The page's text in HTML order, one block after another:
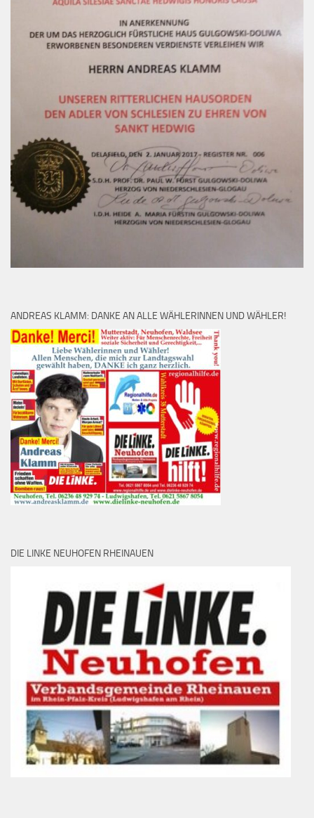
ANDREAS KLAMM: DANKE AN ALLE WÄHLERINNEN UND WÄHLER!
DIE LINKE NEUHOFEN RHEINAUEN